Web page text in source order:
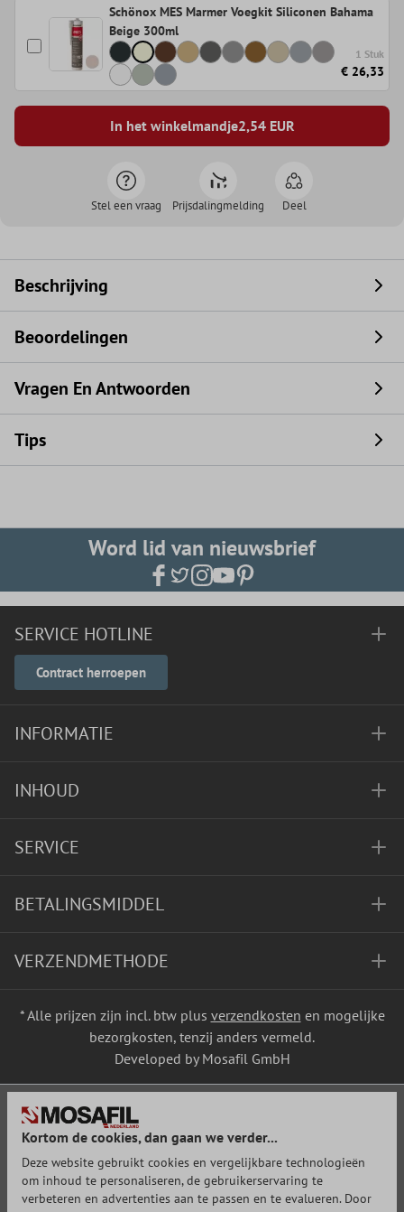
Schönox MES Marmer Voegkit Siliconen Bahama
Beige 300ml
1 Stuk
€ 26,33
In het winkelmandje2,54EUR
Stel een vraag Prijsdalingmelding Deel
Beschrijving
Beoordelingen
Vragen En Antwoorden
Tips
Word lid van nieuwsbrief
SERVICE HOTLINE
Contract herroepen
INFORMATIE
INHOUD
SERVICE
BETALINGSMIDDEL
VERZENDMETHODE
* Alle prijzen zijn incl. btw plus verzendkosten en mogelijke
bezorgkosten, tenzij anders vermeld.
Developed by Mosafil GmbH
Kortom de cookies, dan gaan we verder...
Deze website gebruikt cookies en vergelijkbare technologieën
om inhoud te personaliseren, de gebruikerservaring te
verbeteren en advertenties aan te passen en te evalueren. Door